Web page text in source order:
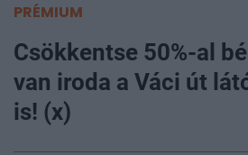
PRÉMIUM
Csökkentse 50%-al
van iroda a Váci út
is! (x)